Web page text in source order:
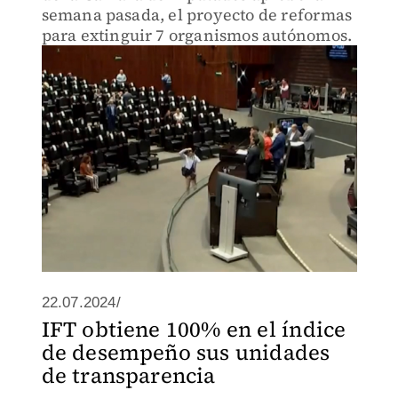
semana pasada, el proyecto de reformas
para extinguir 7 organismos autónomos.
22.07.2024/
IFT obtiene 100% en el índice
de desempeño sus unidades
de transparencia